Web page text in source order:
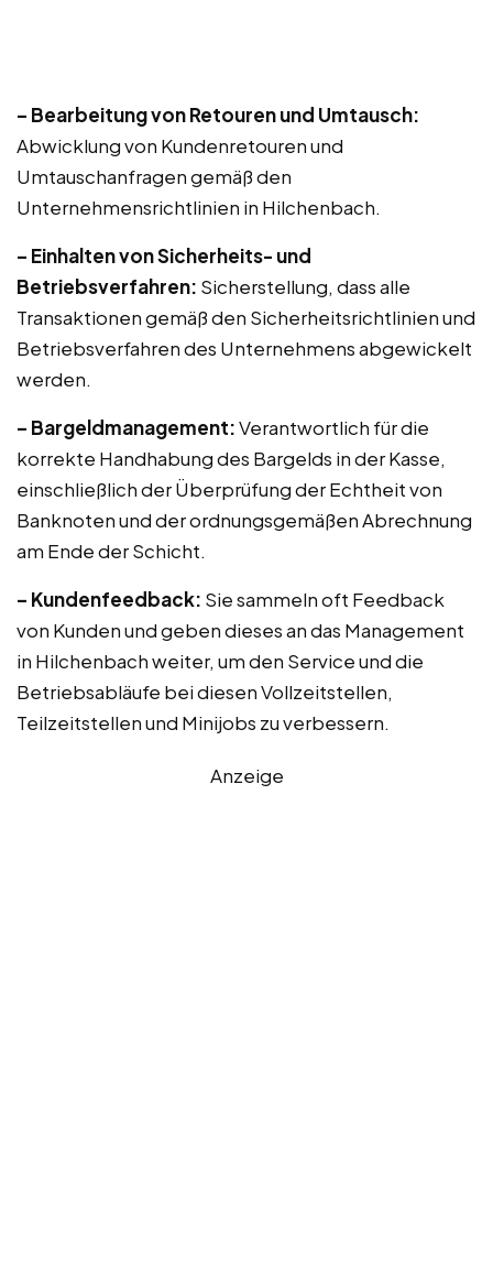
– Bearbeitung von Retouren und Umtausch:
Abwicklung von Kundenretouren und
Umtauschanfragen gemäß den
Unternehmensrichtlinien in Hilchenbach.
– Einhalten von Sicherheits- und
Betriebsverfahren: Sicherstellung, dass alle
Transaktionen gemäß den Sicherheitsrichtlinien und
Betriebsverfahren des Unternehmens abgewickelt
werden.
– Bargeldmanagement:Verantwortlich für die
korrekte Handhabung des Bargelds in der Kasse,
einschließlich der Überprüfung der Echtheit von
Banknoten und der ordnungsgemäßen Abrechnung
am Ende der Schicht.
– Kundenfeedback: Sie sammeln oft Feedback
von Kunden und geben dieses an das Management
in Hilchenbach weiter, um den Service und die
Betriebsabläufe bei diesen Vollzeitstellen,
Teilzeitstellen und Minijobs zu verbessern.
Anzeige